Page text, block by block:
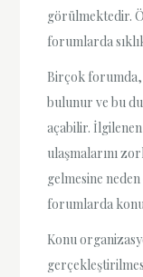
görülmektedir.
forumlarda
Birçok
bulunur ve bu
açabilir.
ulaşmalarını
gelmesine
forumlarda
Konu